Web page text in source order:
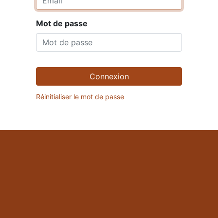
Mot de passe
Connexion
Réinitialiser le mot de passe